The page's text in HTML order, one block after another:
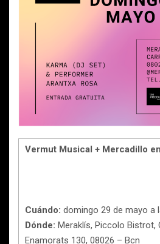
Vermut Musical + Mercadillo
Cuándo: domingo 29 de mayo a
Dónde: Meraklís, Piccolo Bistrot,
Enamorats 130, 08026 – Bcn